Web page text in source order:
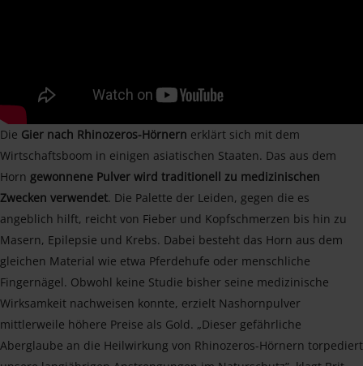
Die Gier nach Rhinozeros-Hörnern erklärt sich mit dem
Wirtschaftsboom in einigen asiatischen Staaten. Das aus dem
Horn gewonnene Pulver wird traditionell zu medizinischen
Zwecken verwendet. Die Palette der Leiden, gegen die es
angeblich hilft, reicht von Fieber und Kopfschmerzen bis hin zu
Masern, Epilepsie und Krebs. Dabei besteht das Horn aus dem
gleichen Material wie etwa Pferdehufe oder menschliche
Fingernägel. Obwohl keine Studie bisher seine medizinische
Wirksamkeit nachweisen konnte, erzielt Nashornpulver
mittlerweile höhere Preise als Gold. „Dieser gefährliche
Aberglaube an die Heilwirkung von Rhinozeros-Hörnern torpediert